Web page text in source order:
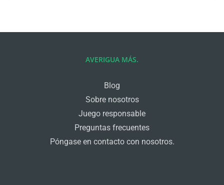
AVERIGUA MÁS.
Blog
Sobre nosotros
Juego responsable
Preguntas frecuentes
Póngase en contacto con nosotros.